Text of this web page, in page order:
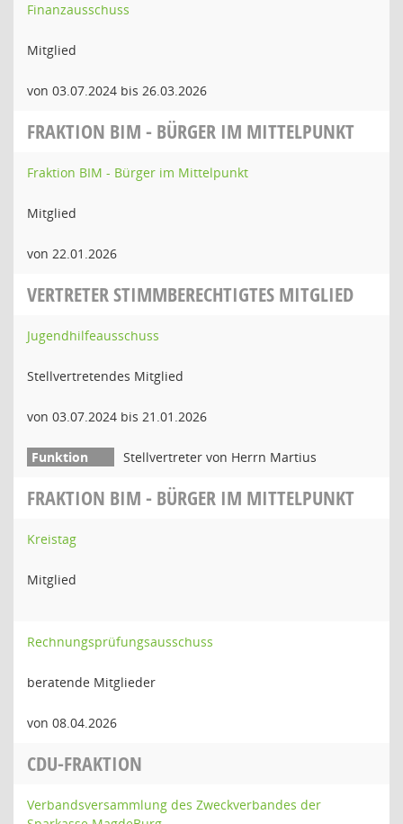
Finanzausschuss
Mitglied
von 03.07.2024 bis 26.03.2026
FRAKTION BIM - BÜRGER IM MITTELPUNKT
Fraktion BIM - Bürger im Mittelpunkt
Mitglied
von 22.01.2026
VERTRETER STIMMBERECHTIGTES MITGLIED
Jugendhilfeausschuss
Stellvertretendes Mitglied
von 03.07.2024 bis 21.01.2026
Stellvertreter von Herrn Martius
FRAKTION BIM - BÜRGER IM MITTELPUNKT
Kreistag
Mitglied
Rechnungsprüfungsausschuss
beratende Mitglieder
von 08.04.2026
CDU-FRAKTION
Verbandsversammlung des Zweckverbandes der